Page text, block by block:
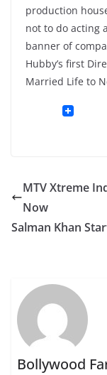
production
not to do acting
banner of
Hubby’s first
Married Life to
MTV Xtreme
Now
Salman Khan
Bollywood